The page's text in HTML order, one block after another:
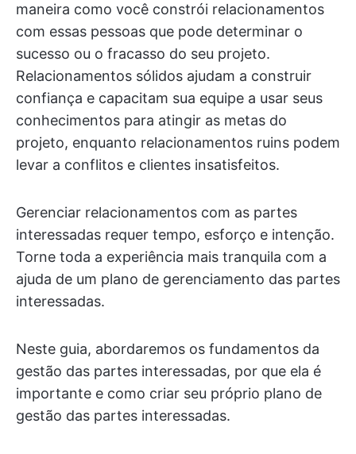
maneira como você constrói relacionamentos
com essas pessoas que pode determinar o
sucesso ou o fracasso do seu projeto.
Relacionamentos sólidos ajudam a construir
confiança e capacitam sua equipe a usar seus
conhecimentos para atingir as metas do
projeto, enquanto relacionamentos ruins podem
levar a conflitos e clientes insatisfeitos.
Gerenciar relacionamentos com as partes
interessadas requer tempo, esforço e intenção.
Torne toda a experiência mais tranquila com a
ajuda de um plano de gerenciamento das partes
interessadas.
Neste guia, abordaremos os fundamentos da
gestão das partes interessadas, por que ela é
importante e como criar seu próprio plano de
gestão das partes interessadas.